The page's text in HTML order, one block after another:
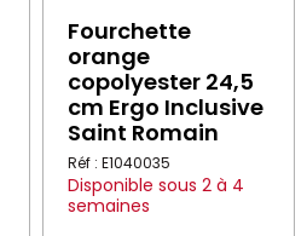
Fourchette
orange
copolyester 24,5
cm Ergo Inclusive
Saint Romain
Réf : E1040035
Disponible sous 2 à 4
semaines